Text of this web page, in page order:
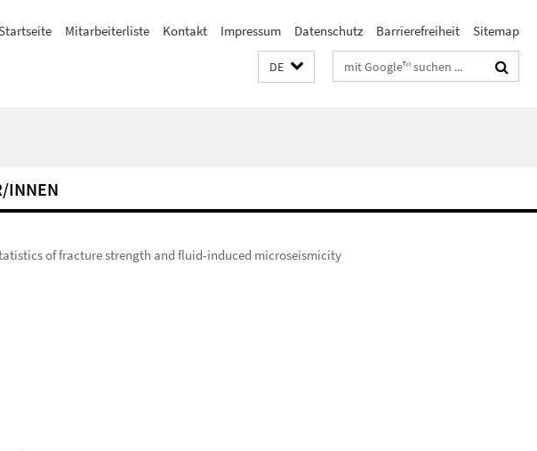
Mitarbeiterliste Kontakt Impressum Datenschutz Barrierefreiheit Sitemap
DE Suchbegriffe
INNEN
of fracture strength and fluid-induced microseismicity